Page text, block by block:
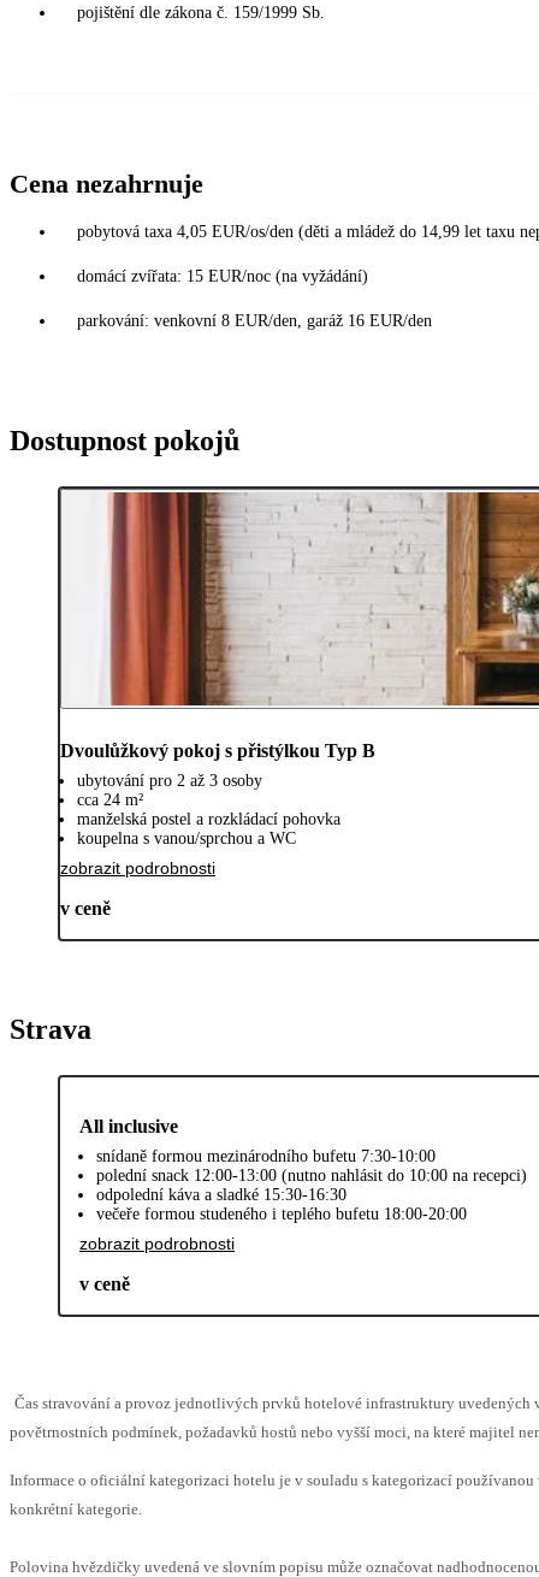
pojištění dle zákona č. 159/1999 Sb.
Cena nezahrnuje
pobytová taxa 4,05 EUR/os/den (děti a mládež do 14,99 let taxu
domácí zvířata: 15 EUR/noc (na vyžádání)
parkování: venkovní 8 EUR/den, garáž 16 EUR/den
Dostupnost pokojů
Dvoulůžkový pokoj s přistýlkou Typ B
ubytování pro 2 až 3 osoby
cca 24 m²
manželská postel a rozkládací pohovka
koupelna s vanou/sprchou a WC
zobrazit podrobnosti
v ceně
Strava
All inclusive
snídaně formou mezinárodního bufetu 7:30-10:00
polední snack 12:00-13:00 (nutno nahlásit do 10:00 na recepci)
odpolední káva a sladké 15:30-16:30
večeře formou studeného i teplého bufetu 18:00-20:00
zobrazit podrobnosti
v ceně
Čas stravování a provoz jednotlivých prvků hotelové infrastruktury uvedených
povětrnostních podmínek, požadavků hostů nebo vyšší moci, na které majitel
Informace o oficiální kategorizaci hotelu je v souladu s kategorizací
konkrétní kategorie.
Polovina hvězdičky uvedená ve slovním popisu může označovat